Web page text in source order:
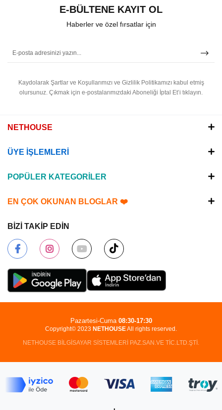
E-BÜLTENE KAYIT OL
Haberler ve özel fırsatlar için
Kaydolarak Şartlar ve Koşullarımızı ve Gizlilik Politikamızı kabul etmiş
olursunuz. Çıkmak için e-postalarımızdaki Aboneliği İptal Et’i tıklayın.
NETHOUSE
ÜYE İŞLEMLERİ
POPÜLER KATEGORİLER
EN ÇOK OKUNAN BLOGLAR ❤️
BİZİ TAKİP EDİN
Copyright© 2023 NETHOUSEAll rights reserved.
NETHOUSE BİLGİSAYAR SİSTEMLERİ PAZ.SAN.VE TİC.LTD.ŞTİ.
Pazartesi-Cuma 08:30-17:30